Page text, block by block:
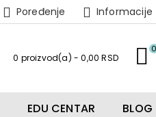
Poređenje Informacije
0 proizvod(a) - 0,00 RSD
0
EDU CENTAR BLOG